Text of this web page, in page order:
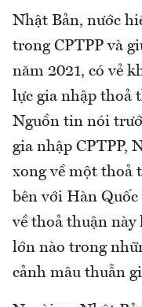
Nhật Bản, nước
trong CPTPP và
năm 2021, có vẻ
lực gia nhập thoả
Nguồn tin nói
gia nhập CPTPP,
xong về một thoả
bên với Hàn
về thoả thuận này
lớn nào trong
cảnh mâu thuẫn